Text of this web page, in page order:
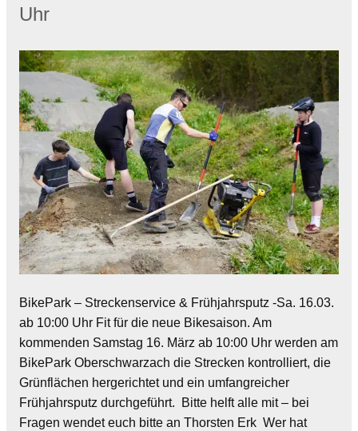
Uhr
BikePark – Streckenservice & Frühjahrsputz -Sa. 16.03.
ab 10:00 Uhr Fit für die neue Bikesaison. Am
kommenden Samstag 16. März ab 10:00 Uhr werden am
BikePark Oberschwarzach die Strecken kontrolliert, die
Grünflächen hergerichtet und ein umfangreicher
Frühjahrsputz durchgeführt. Bitte helft alle mit – bei
Fragen wendet euch bitte an Thorsten Erk Wer hat